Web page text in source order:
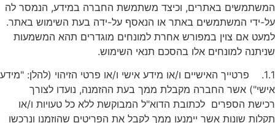
באתרים, וכיצד משתמשת החברה במידע, הנמסר לה
ידי המשתמשים באתר או הנאסף על-ידה בעת השימוש באתר.
אם צוין במפורש אחרת למונחים מוגדרים תהא המשמעות
למונחים אלו בהסכם תנאי השימוש.
1.1. פרטייך האישיים ו/או מידע אישי ו/או פרטי הזיהוי (להלן: "מידע
אשר החברה מקבלת ממך בעת ההזמנה, נועדו לצורך
הספרים לכתובת הדוא"ל המבוקשת ללא כל טעויות ו/או
שונות אשר יימנעו ממך לקבל את הפריטים שהוזמנו ונרכשו